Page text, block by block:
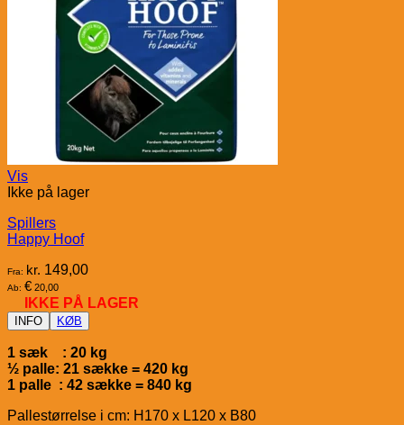
Vis
Ikke på lager
Spillers
Happy Hoof
Fra: kr. 149,00
Ab: € 20,00
IKKE PÅ LAGER
INFO KØB
1 sæk : 20 kg
½ palle: 21 sække = 420 kg
1 palle : 42 sække = 840 kg
Pallestørrelse i cm: H170 x L120 x B80